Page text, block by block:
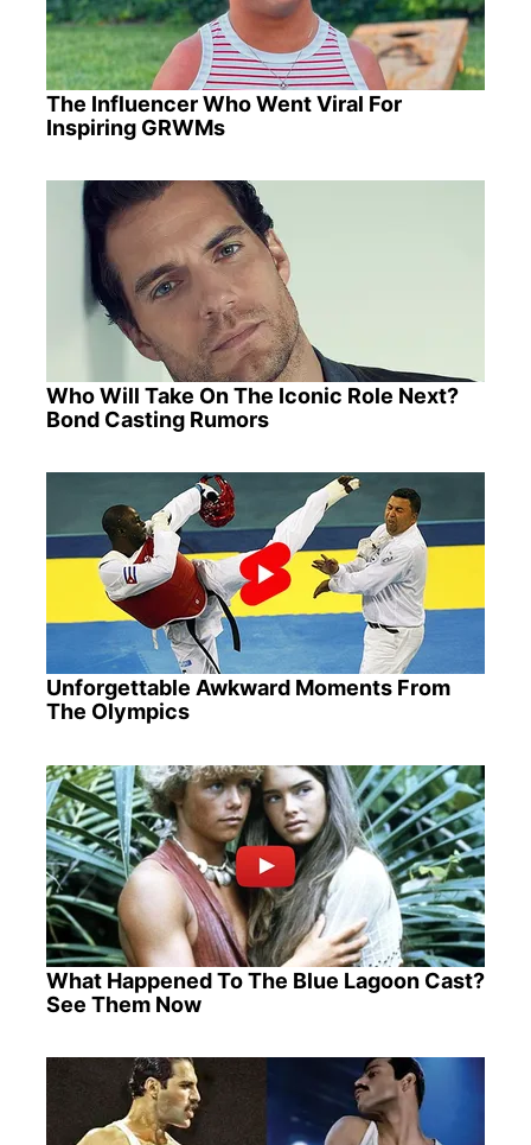
The Influencer Who Went Viral For
Inspiring GRWMs
Who Will Take On The Iconic Role Next?
Bond Casting Rumors
Unforgettable Awkward Moments From
The Olympics
What Happened To The Blue Lagoon Cast?
See Them Now